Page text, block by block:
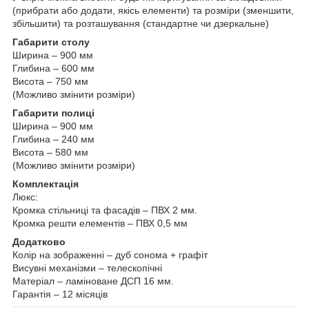
(прибрати або додати, якісь елементи) та розміри (зменшити,
збільшити) та розташування (стандартне чи дзеркальне)
Габарити столу
Ширина – 900 мм
Глибина – 600 мм
Висота – 750 мм
(Можливо змінити розміри)
Габарити полиці
Ширина – 900 мм
Глибина – 240 мм
Висота – 580 мм
(Можливо змінити розміри)
Комплектація
Люкс:
Кромка стільниці та фасадів – ПВХ 2 мм.
Кромка решти елементів – ПВХ 0,5 мм
Додатково
Колір на зображенні – дуб сонома + графіт
Висувні механізми – телескопічні
Матеріал – ламіноване ДСП 16 мм.
Гарантія – 12 місяців